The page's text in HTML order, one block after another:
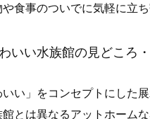
食事のついでに気軽に立
いい水族館の見どころ
いい」をコンセプトにした
とは異なるアットホーム